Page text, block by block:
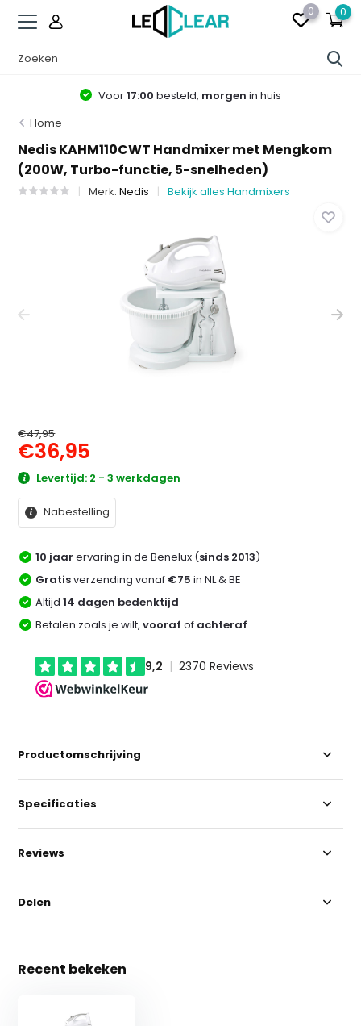
0 0
Voor17:00 besteld, morgen in huis
Home
Nedis KAHM110CWT Handmixer met Mengkom
(200W, Turbo-functie, 5-snelheden)
Merk:Nedis Bekijk alles Handmixers
€47,95
€36,95
Levertijd: 2 - 3 werkdagen
Nabestelling
10 jaar ervaring in de Benelux (sinds 2013)
Gratisverzending vanaf €75 in NL & BE
Altijd14 dagen bedenktijd
Betalen zoals je wilt,vooraf of achteraf
Productomschrijving
Specificaties
Reviews
Delen
Recent bekeken